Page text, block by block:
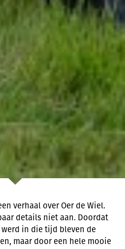
verhaal over Oer de Wiel.
details niet aan. Doordat
in die tijd bleven de
maar door een hele mooie